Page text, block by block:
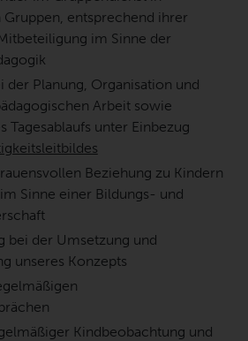
entsprechend ihrer
im Sinne der
der Planung, Organisation und
Arbeit sowie
Tagesablaufs unter Einbezug
Beziehung zu Kindern
Sinne einer Bildungs- und
bei der Umsetzung und
unseres Konzepts
Kindbeobachtung und